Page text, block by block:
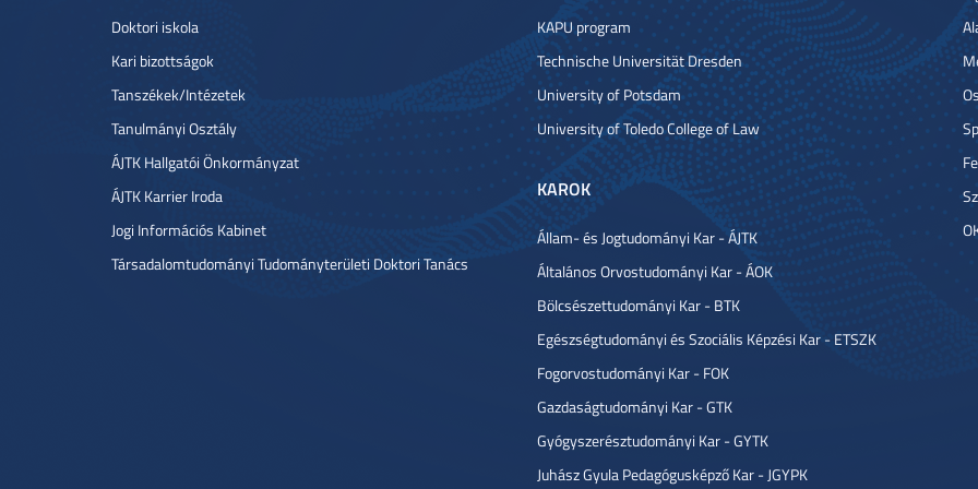
Doktori iskola
Kari bizottságok
Tanszékek/Intézetek
Tanulmányi Osztály
ÁJTK Hallgatói Önkormányzat
ÁJTK Karrier Iroda
Jogi Információs Kabinet
Társadalomtudományi Tudományterületi Doktori Tanács
KAPU program
Technische Universität Dresden
University of Potsdam
University of Toledo College of Law
KAROK
Állam- és Jogtudományi Kar - ÁJTK
Általános Orvostudományi Kar - ÁOK
Bölcsészettudományi Kar - BTK
Egészségtudományi és Szociális Képzési Kar - ETSZK
Fogorvostudományi Kar - FOK
Gazdaságtudományi Kar - GTK
Gyógyszerésztudományi Kar - GYTK
Juhász Gyula Pedagógusképző Kar - JGYPK